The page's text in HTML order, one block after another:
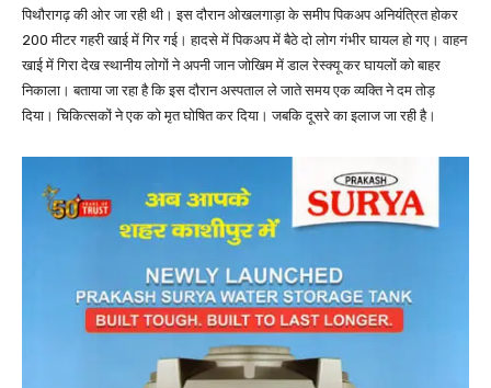
पिथौरागढ़ की ओर जा रही थी। इस दौरान ओखलगाड़ा के समीप पिकअप अनियंत्रित होकर
200 मीटर गहरी खाई में गिर गई। हादसे में पिकअप में बैठे दो लोग गंभीर घायल हो गए। वाहन
खाई में गिरा देख स्थानीय लोगों ने अपनी जान जोखिम में डाल रेस्क्यू कर घायलों को बाहर
निकाला। बताया जा रहा है कि इस दौरान अस्पताल ले जाते समय एक व्यक्ति ने दम तोड़
दिया। चिकित्सकों ने एक को मृत घोषित कर दिया। जबकि दूसरे का इलाज जा रही है।